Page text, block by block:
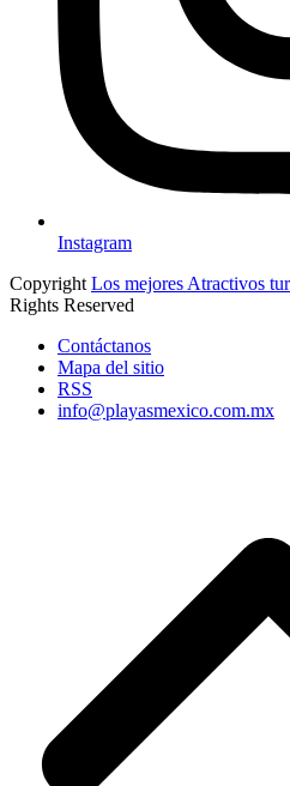
Instagram
Copyright Los mejores Atractivos
Rights Reserved
Contáctanos
Mapa del sitio
RSS
info@playasmexico.com.mx